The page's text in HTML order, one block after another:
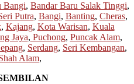
Bangi, Bandar Baru Salak Tinggi,
Putra, Bangi, Banting, Cheras,
, Kajang, Kota Warisan, Kuala
Jaya, Puchong, Puncak Alam,
, Serdang, Seri Kembangan,
Alam,